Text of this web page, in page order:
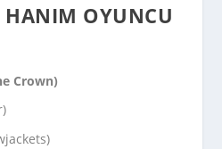
HANIM OYUNCU
Crown)
)
)